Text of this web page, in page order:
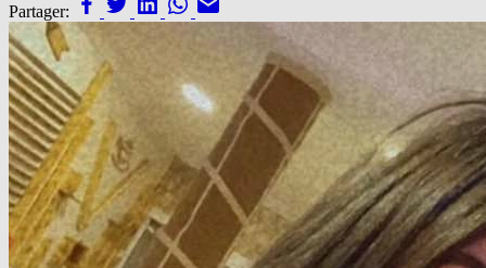
Partager: